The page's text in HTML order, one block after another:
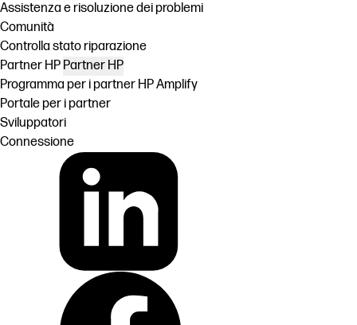
Assistenza e risoluzione dei problemi
Comunità
Controlla stato riparazione
Partner HP Partner HP
Programma per i partner HP Amplify
Portale per i partner
Sviluppatori
Connessione